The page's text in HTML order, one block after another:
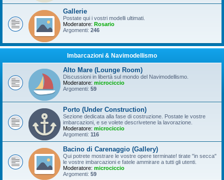
Gallerie
Postate qui i vostri modelli ultimati.
Moderatore: Rosario
Argomenti: 246
Imbarcazioni & Navimodellismo
Alto Mare (Lounge Room)
Discussioni in libertà sul mondo del Navimodellismo.
Moderatore: microciccio
Argomenti: 59
Porto (Under Construction)
Sezione dedicata alla fase di costruzione. Postate le vostre
imbarcazioni, e se volete descrivetene la lavorazione.
Moderatore: microciccio
Argomenti: 116
Bacino di Carenaggio (Gallery)
Qui potrete mostrare le vostre opere terminate! tirate "in secca"
le vostre imbarcazioni e fatele ammirare a tutti gli utenti.
Moderatore: microciccio
Argomenti: 59